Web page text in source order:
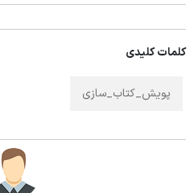
کلمات کلیدی
پویش_کتاب_سازی